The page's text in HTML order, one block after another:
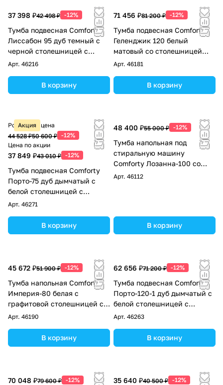
37 398 ₽42 498 ₽ -12%
Тумба подвесная Comforty
Лиссабон 95 дуб темный с
черной столешницей c
раковиной Comforty 9111,
Арт. 46216
В корзину
71 456 ₽81 200 ₽ -12%
Тумба подвесная Comforty
Геленджик 120 белый
матовый со столешницей
мрамор Калакатта Блэк c
Арт. 46181
В корзину
Акция
Розничная цена
44 528 ₽50 600 ₽ -12%
Цена по акции
37 849 ₽43 010 ₽ -12%
Тумба подвесная Comforty
Порто-75 дуб дымчатый с
белой столешницей c
раковиной Comforty 9110
Арт. 46271
В корзину
48 400 ₽55 000 ₽ -12%
Тумба напольная под
стиральную машину
Comforty Лозанна-100 со
столешницей Калакатта
Арт. 46112
В корзину
45 672 ₽51 900 ₽ -12%
Тумба напольная Comforty
Империя-80 белая с
графитовой столешницей c
раковиной Comforty 78189
Арт. 46190
В корзину
62 656 ₽71 200 ₽ -12%
Тумба подвесная Comforty
Порто-120-1 дуб дымчатый с
белой столешницей c
раковиной Comforty 9110
Арт. 46263
В корзину
70 048 ₽79 600 ₽ -12% 35 640 ₽40 500 ₽ -12%